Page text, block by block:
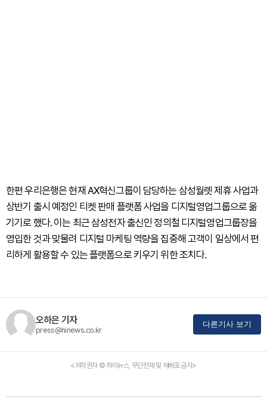
한편 우리은행은 현재 AX혁신그룹이 담당하는 삼성월렛 제휴 사업과
상반기 출시 예정인 티켓 판매 플랫폼 사업을 디지털영업그룹으로 옮
기기로 했다. 이는 최근 삼성전자 출신인 정의철 디지털영업그룹장을
영입한 것과 맞물려 디지털 마케팅 역량을 집중해 고객이 일상에서 편
리하게 활용할 수 있는 플랫폼으로 키우기 위한 조치다.
오하은 기자
press@hinews.co.kr
다른기사 보기
<저작권자 © 하이뉴스, 무단전재 및 재배포 금지>